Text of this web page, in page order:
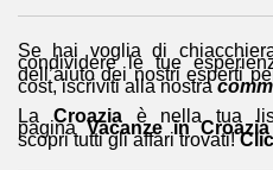
Se hai voglia di
condividere le tue
dell’aiuto dei nostri esperti
cost, iscriviti alla nostra
LaCroaziaè nella tua
paginaVacanze in
scopri tutti gli affari trovati!